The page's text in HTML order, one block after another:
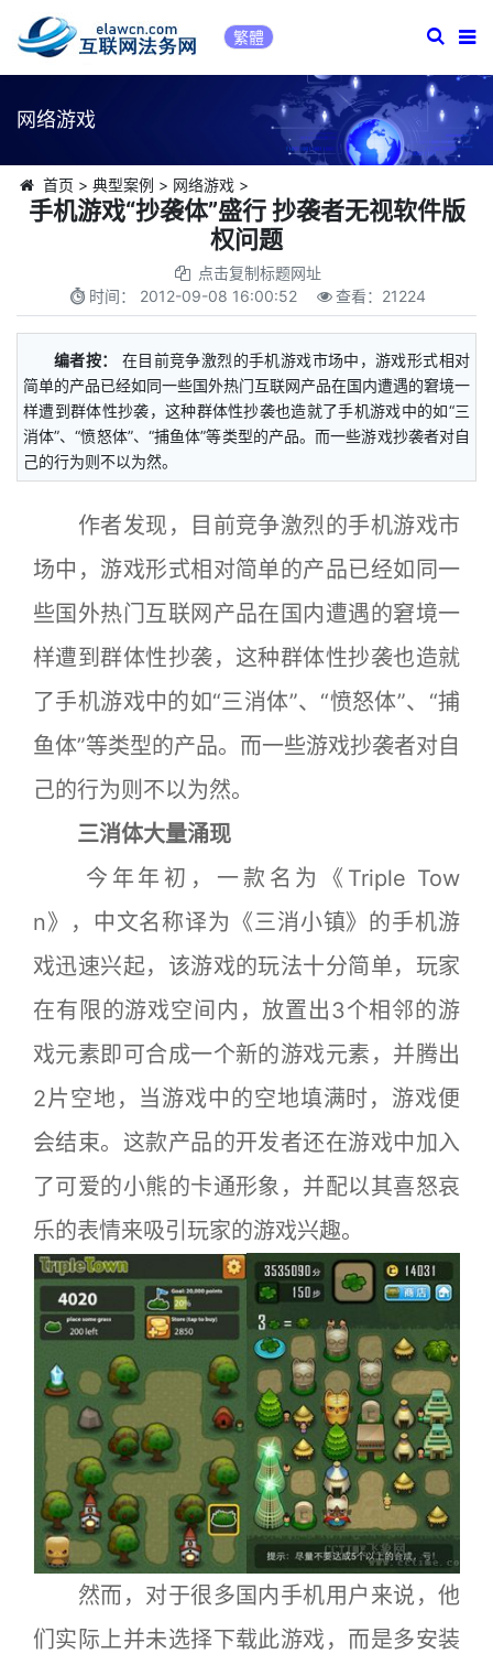
繁體
网络游戏
首页 > 典型案例 > 网络游戏>
手机游戏“抄袭体”盛行 抄袭者无视软件版
权问题
点击复制标题网址
时间： 2012-09-08 16:00:52 查看： 21224
编者按：
在目前竞争激烈的手机游戏市场中，游戏形式相对
简单的产品已经如同一些国外热门互联网产品在国内遭遇的窘境一
样遭到群体性抄袭，这种群体性抄袭也造就了手机游戏中的如“三
消体”、“愤怒体”、“捕鱼体”等类型的产品。而一些游戏抄袭者对自
己的行为则不以为然。
作者发现，目前竞争激烈的手机游戏市
场中，游戏形式相对简单的产品已经如同一
些国外热门互联网产品在国内遭遇的窘境一
样遭到群体性抄袭，这种群体性抄袭也造就
了手机游戏中的如“三消体”、“愤怒体”、“捕
鱼体”等类型的产品。而一些游戏抄袭者对自
己的行为则不以为然。
三消体大量涌现
今年年初，一款名为《Triple Tow
n》，中文名称译为《三消小镇》的手机游
戏迅速兴起，该游戏的玩法十分简单，玩家
在有限的游戏空间内，放置出3个相邻的游
戏元素即可合成一个新的游戏元素，并腾出
2片空地，当游戏中的空地填满时，游戏便
会结束。这款产品的开发者还在游戏中加入
了可爱的小熊的卡通形象，并配以其喜怒哀
乐的表情来吸引玩家的游戏兴趣。
然而，对于很多国内手机用户来说，他
们实际上并未选择下载此游戏，而是多安装